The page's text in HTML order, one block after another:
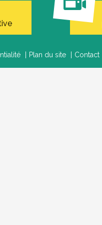
Plan du site Contact